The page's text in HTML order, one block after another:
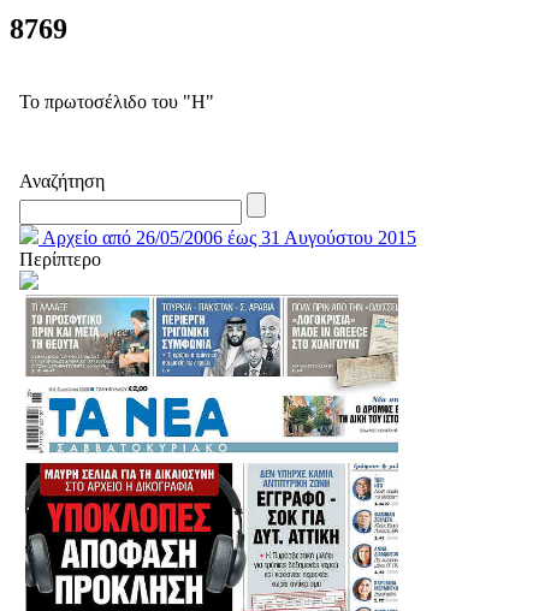
8769
Το πρωτοσέλιδο του "Η"
Αναζήτηση
Αρχείο από 26/05/2006 έως 31 Αυγούστου 2015
Περίπτερο